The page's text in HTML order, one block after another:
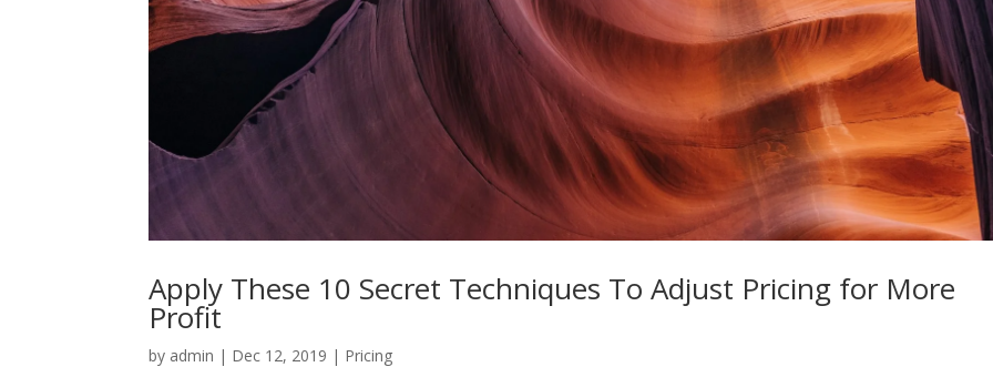
Apply These 10 Secret Techniques To Adjust Pricing for More
Profit
by admin | Dec 12, 2019 | Pricing